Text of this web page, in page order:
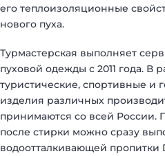
его теплоизоляционные
нового пуха.
Турмастерская выполняет
пуховой одежды с 2011 года. В
туристические, спортивные и
изделия различных
принимаются со всей России.
после стирки можно сразу
водоотталкивающей пропитки